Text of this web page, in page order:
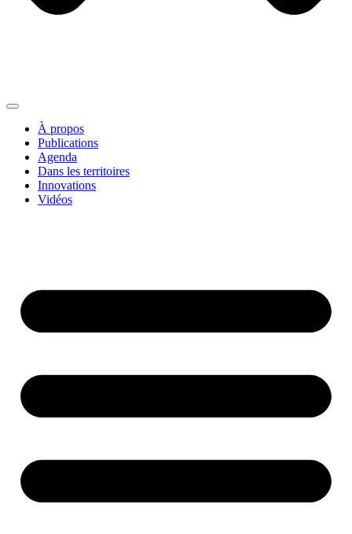
À propos
Publications
Agenda
Dans les territoires
Innovations
Vidéos